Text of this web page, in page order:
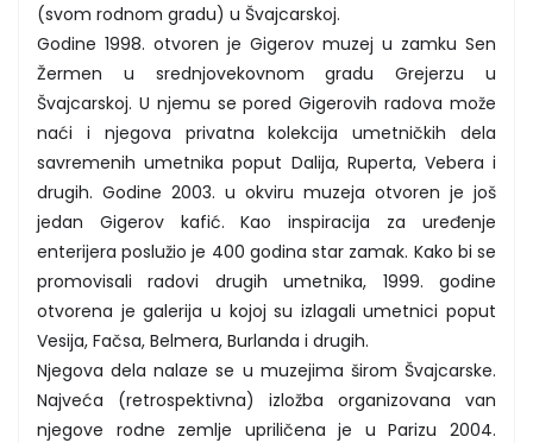
(svom rodnom gradu) u Švajcarskoj.
Godine 1998. otvoren je Gigerov muzej u zamku Sen
Žermen u srednjovekovnom gradu Grejerzu u
Švajcarskoj. U njemu se pored Gigerovih radova može
naći i njegova privatna kolekcija umetničkih dela
savremenih umetnika poput Dalija, Ruperta, Vebera i
drugih. Godine 2003. u okviru muzeja otvoren je još
jedan Gigerov kafić. Kao inspiracija za uređenje
enterijera poslužio je 400 godina star zamak. Kako bi se
promovisali radovi drugih umetnika, 1999. godine
otvorena je galerija u kojoj su izlagali umetnici poput
Vesija, Fačsa, Belmera, Burlanda i drugih.
Njegova dela nalaze se u muzejima širom Švajcarske.
Najveća (retrospektivna) izložba organizovana van
njegove rodne zemlje upriličena je u Parizu 2004.